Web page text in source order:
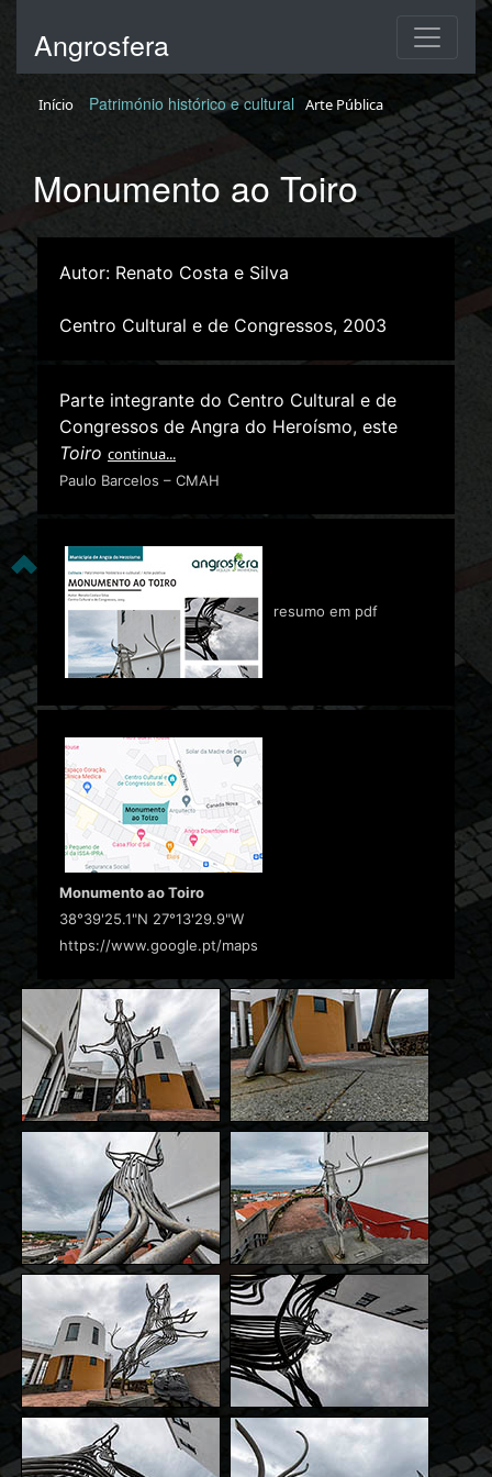
Angrosfera
Início Património histórico e cultural Arte Pública
Monumento ao Toiro
Autor: Renato Costa e Silva
Centro Cultural e de Congressos, 2003
Parte integrante do Centro Cultural e de
Congressos de Angra do Heroísmo, este
Toiro continua...
Paulo Barcelos – CMAH
resumo em pdf
Monumento ao Toiro
38°39'25.1"N 27°13'29.9"W
https://www.google.pt/maps